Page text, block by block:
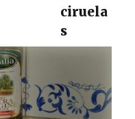
ciruela
s